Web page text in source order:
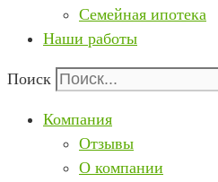
Семейная ипотека
Наши работы
Поиск
Компания
Отзывы
О компании